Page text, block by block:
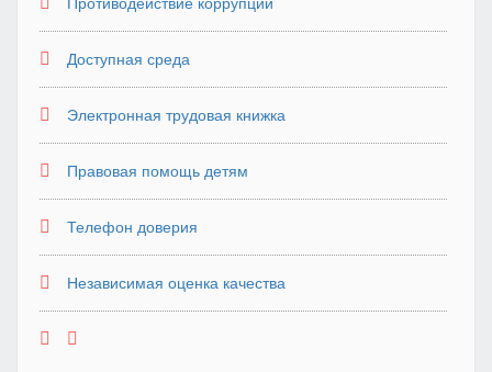
Доступная среда
Электронная трудовая книжка
Правовая помощь детям
Телефон доверия
Независимая оценка качества